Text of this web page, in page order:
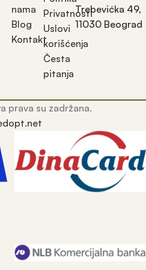
nama
Blog
Kontakt
Privatnosti
Uslovi
korišćenja
Česta
pitanja
Trebevićka 49,
11030 Beograd
prava su zadržana.